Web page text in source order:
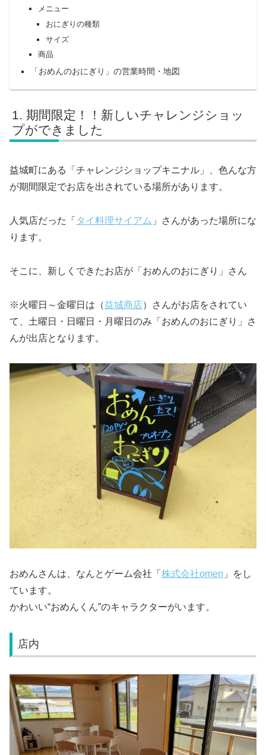
メニュー
おにぎりの種類
サイズ
商品
「おめんのおにぎり」の営業時間・地図
期間限定！！新しいチャレンジショッ
プができました
益城町にある「チャレンジショップキニナル」、色んな方
が期間限定でお店を出されている場所があります。
人気店だった「 タイ料理サイアム 」さんがあった場所にな
ります。
そこに、新しくできたお店が「おめんのおにぎり」さん
※火曜日～金曜日は（益城商店）さんがお店をされてい
て、土曜日・日曜日・月曜日のみ「おめんのおにぎり」さ
んが出店となります。
おめんさんは、なんとゲーム会社「 株式会社omen 」をし
ています。
かわいい“おめんくん”のキャラクターがいます。
店内